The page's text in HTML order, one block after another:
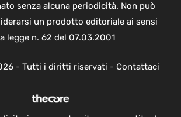
senza alcuna periodicità. Non può
un prodotto editoriale ai sensi
legge n. 62 del 07.03.2001
- Tutti i diritti riservati - Contattaci